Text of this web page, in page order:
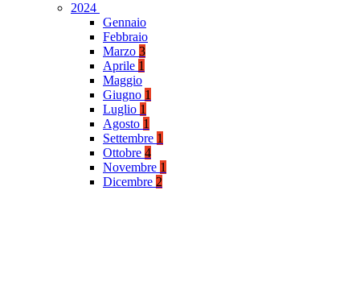
2024
Gennaio
Febbraio
Marzo 3
Aprile 1
Maggio
Giugno 1
Luglio 1
Agosto 1
Settembre 1
Ottobre 4
Novembre 1
Dicembre 2